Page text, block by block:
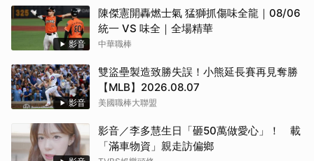
影音
陳傑憲開轟燃士氣 猛獅抓傷味全龍｜08/06
統一 VS 味全｜全場精華
中華職棒
影音
雙盜壘製造致勝失誤！小熊延長賽再見奪勝
【MLB】2026.08.07
美國職棒大聯盟
影音／李多慧生日「砸50萬做愛心」！ 載
「滿車物資」親走訪偏鄉